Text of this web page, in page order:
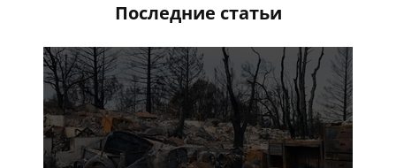
Последние статьи